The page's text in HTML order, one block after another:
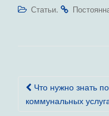
Статьи.
Навигация
по
Что нужно знать
коммунальных